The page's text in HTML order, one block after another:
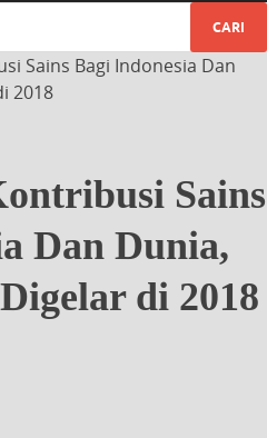
Sains Bagi Indonesia Dan
2018
Sains
Dan Dunia,
di 2018